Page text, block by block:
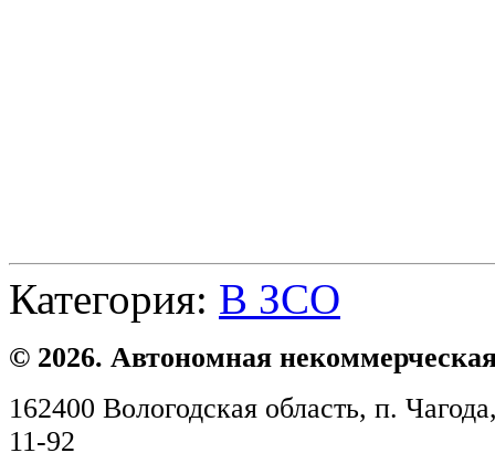
Категория: В ЗСО
© 2026. Автономная
162400 Вологодская область, п.
11-92